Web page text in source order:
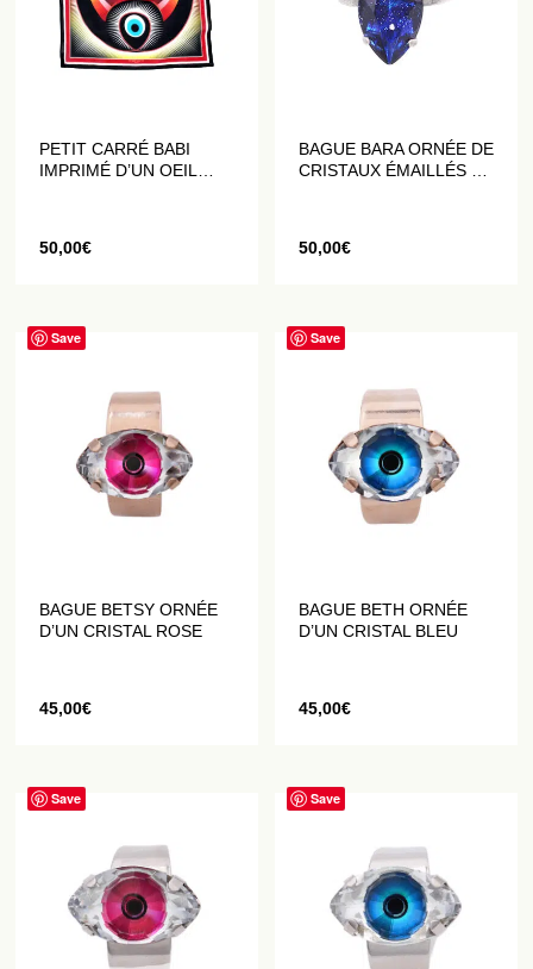
PETIT CARRÉ BABI
IMPRIMÉ D’UN OEIL
50,00€
BAGUE BARA ORNÉE DE
CRISTAUX ÉMAILLÉS ET
50,00€
Save
BAGUE BETSY ORNÉE
D’UN CRISTAL ROSE
45,00€
Save
BAGUE BETH ORNÉE
D’UN CRISTAL BLEU
45,00€
Save Save